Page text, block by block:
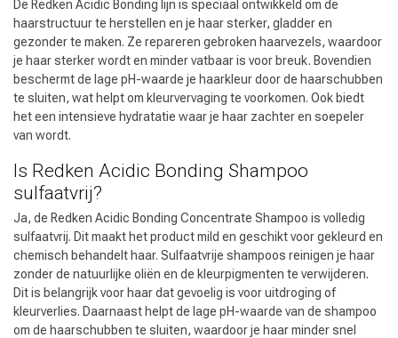
De Redken Acidic Bonding lijn is speciaal ontwikkeld om de
haarstructuur te herstellen en je haar sterker, gladder en
gezonder te maken. Ze repareren gebroken haarvezels, waardoor
je haar sterker wordt en minder vatbaar is voor breuk. Bovendien
beschermt de lage pH-waarde je haarkleur door de haarschubben
te sluiten, wat helpt om kleurvervaging te voorkomen. Ook biedt
het een intensieve hydratatie waar je haar zachter en soepeler
van wordt.
Is Redken Acidic Bonding Shampoo
sulfaatvrij?
Ja, de Redken Acidic Bonding Concentrate Shampoo is volledig
sulfaatvrij. Dit maakt het product mild en geschikt voor gekleurd en
chemisch behandelt haar. Sulfaatvrije shampoos reinigen je haar
zonder de natuurlijke oliën en de kleurpigmenten te verwijderen.
Dit is belangrijk voor haar dat gevoelig is voor uitdroging of
kleurverlies. Daarnaast helpt de lage pH-waarde van de shampoo
om de haarschubben te sluiten, waardoor je haar minder snel